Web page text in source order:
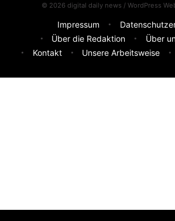
© 2026 digital daily news / WordPress
Impressum
Über die Redaktion
Über
Kontakt
Unsere Arbeitsweise